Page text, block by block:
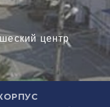
центр